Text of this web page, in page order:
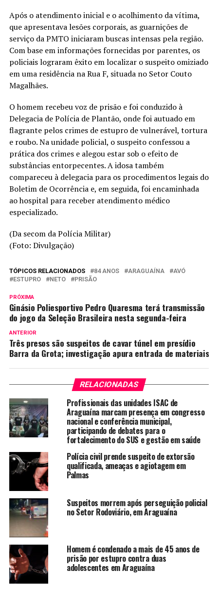
Após o atendimento inicial e o acolhimento da vítima,
que apresentava lesões corporais, as guarnições de
serviço da PMTO iniciaram buscas intensas pela região.
Com base em informações fornecidas por parentes, os
policiais lograram êxito em localizar o suspeito omiziado
em uma residência na Rua F, situada no Setor Couto
Magalhães.
O homem recebeu voz de prisão e foi conduzido à
Delegacia de Polícia de Plantão, onde foi autuado em
flagrante pelos crimes de estupro de vulnerável, tortura
e roubo. Na unidade policial, o suspeito confessou a
prática dos crimes e alegou estar sob o efeito de
substâncias entorpecentes. A idosa também
compareceu à delegacia para os procedimentos legais do
Boletim de Ocorrência e, em seguida, foi encaminhada
ao hospital para receber atendimento médico
especializado.
(Da secom da Polícia Militar)
(Foto: Divulgação)
TÓPICOS RELACIONADOS 84 ANOS ARAGUAÍNA
AVÓ
ESTUPRO
NETO PRISÃO
PRÓXIMA
Ginásio Poliesportivo Pedro Quaresma terá transmissão
do jogo da Seleção Brasileira nesta segunda-feira
ANTERIOR
Três presos são suspeitos de cavar túnel em presídio
Barra da Grota; investigação apura entrada de materiais
RELACIONADAS
Profissionais das unidades ISAC de
Araguaína marcam presença em congresso
nacional e conferência municipal,
participando de debates para o
fortalecimento do SUS e gestão em saúde
Polícia civil prende suspeito de extorsão
qualificada, ameaças e agiotagem em
Palmas
Suspeitos morrem após perseguição policial
no Setor Rodoviário, em Araguaína
Homem é condenado a mais de 45 anos de
prisão por estupro contra duas
adolescentes em Araguaína